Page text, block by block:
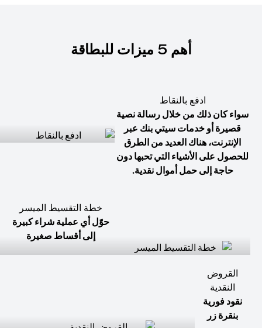
أهم 5 ميزات للبطاقة
ادفع بالنقاط
سواء كان ذلك من خلال رسالة نصية
قصيرة أو خدمات سيتي بنك عبر
الإنترنت، هناك العديد من الطرق
للحصول على الأشياء التي تحبها دون
حاجة إلى حمل أموال نقدية.
خطة التقسيط الميسر
حوّل أي عملية شراء كبيرة
إلى أقساط صغيرة
القروض
النقدية
نقود فورية
بنقرة زر